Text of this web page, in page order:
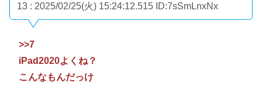
13 : 2025/02/25(火) 15:24:12.515 ID:7sSmLnxNx
>>7
iPad2020よくね？
こんなもんだっけ